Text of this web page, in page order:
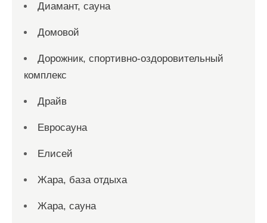
Диамант, сауна
Домовой
Дорожник, спортивно-оздоровительный
комплекс
Драйв
Евросауна
Елисей
Жара, база отдыха
Жара, сауна